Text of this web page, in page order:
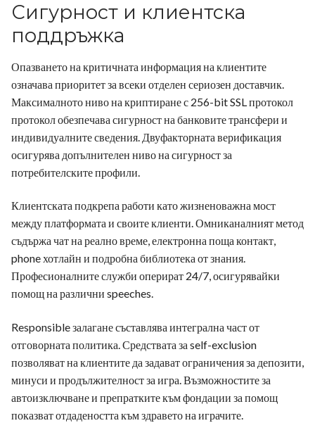
Сигурност и клиентска
поддръжка
Опазването на критичната информация на клиентите
означава приоритет за всеки отделен сериозен доставчик.
Максималното ниво на криптиране с 256-bit SSL протокол
протокол обезпечава сигурност на банковите трансфери и
индивидуалните сведения. Двуфакторната верификация
осигурява допълнителен ниво на сигурност за
потребителските профили.
Клиентската подкрепа работи като жизненоважна мост
между платформата и своите клиенти. Омниканалният метод
съдържа чат на реално време, електронна поща контакт,
phone хотлайн и подробна библиотека от знания.
Професионалните служби оперират 24/7, осигурявайки
помощ на различни speeches.
Responsible залагане съставлява интегрална част от
отговорната политика. Средствата за self-exclusion
позволяват на клиентите да задават ограничения за депозити,
минуси и продължителност за игра. Възможностите за
автоизключване и препратките към фондации за помощ
показват отдадеността към здравето на играчите.